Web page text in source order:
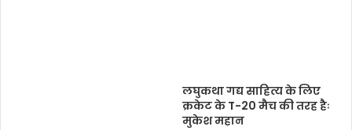
लघुकथा गद्य साहित्य के लिए
क्रकेट के T-20 मैच की तरह हैः
मुकेश महान